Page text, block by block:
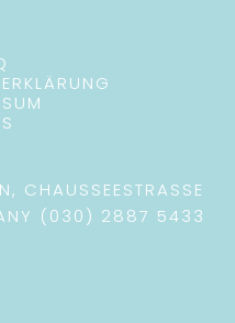
CHAUSSEESTRASSE 8
(030) 2887 5433